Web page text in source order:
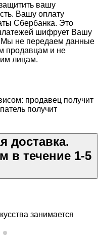
вашу
Вашу оплату
Сбербанка. Это
шифрует Вашу
не передаем данные
продавцам и не
лицам.
продавец получит
получит
доставка.
в течение 1-5
занимается